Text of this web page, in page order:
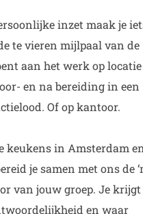
inzet maak je
te vieren mijlpaal van de
aan het werk op locatie
en na bereiding in een
Of op kantoor.
keukens in Amsterdam en
je samen met ons de
van jouw groep. Je krijgt
en waar